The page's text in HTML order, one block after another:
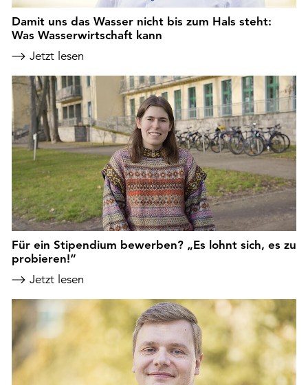
Damit uns das Wasser nicht bis zum Hals steht:
Was Wasserwirtschaft kann
Jetzt lesen
Für ein Stipendium bewerben? „Es lohnt sich, es zu
probieren!“
Jetzt lesen